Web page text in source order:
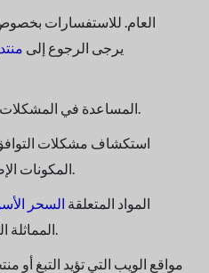
WooCommerce، يرجى الرجوع إلى
المساعدة في المشكلات المتعلقة بترحيل الموقع.
استكشاف مشكلات
المكونات الإضافية التابعة لجهات خارجية.
المواد المتعلقة السحر
المماثلة التي تستهدف رفاهية الإنسان.
مواقع الويب التي تؤيد التبغ أو